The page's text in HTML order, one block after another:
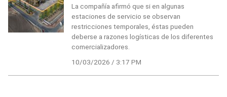
La compañía afirmó que si en algunas
estaciones de servicio se observan
restricciones temporales, éstas pueden
deberse a razones logísticas de los diferentes
comercializadores.
10/03/2026 / 3:17 PM